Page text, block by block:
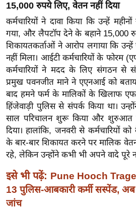
र
मि
सा
ल
बे
मि
सा
ल
श
ख्सि
य
त
यं
ग
15,000 रुपये लिए, वेतन नहीं दिया
कर्मचारियों ने दावा किया कि उन्हें
गया, और लैपटॉप देने के बहाने 15,000
शिकायतकर्ताओं ने आरोप लगाया कि
नहीं मिला। आईटी कर्मचारियों के फोरम
कर्मचारियों ने मदद के लिए संगठन से
प्रमुख पवनजीत माने ने एएनआई को
बाद हमने फर्म के मालिकों के खिलाफ
हिंजेवाड़ी पुलिस से संपर्क किया था।
साल परिचालन शुरू किया और शुरुआत में
दिया। हालांकि, जनवरी से कर्मचारियों को
के बार-बार शिकायत करने पर मालिक
रहे, लेकिन उन्होंने कभी भी अपने वादे पूरे
इसे भी पढ़ें: Pune Hooch
13 पुलिस-आबकारी कर्मी सस्पेंड,
जांच